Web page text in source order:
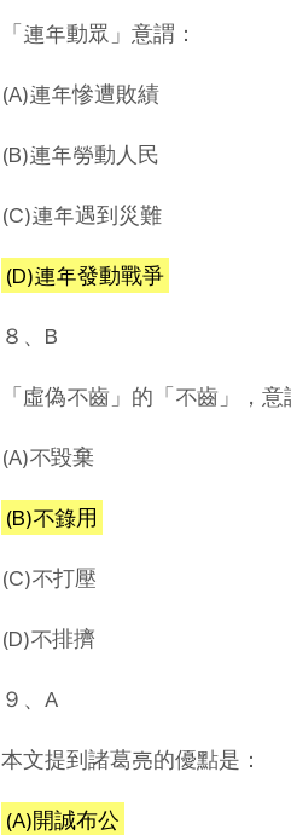
「連年動眾」意謂：
(A)連年慘遭敗績
(B)連年勞動人民
(C)連年遇到災難
(D)連年發動戰爭
８、B
「虛偽不齒」的「不齒」，意
(A)不毀棄
(B)不錄用
(C)不打壓
(D)不排擠
９、A
本文提到諸葛亮的優點是：
(A)開誠布公